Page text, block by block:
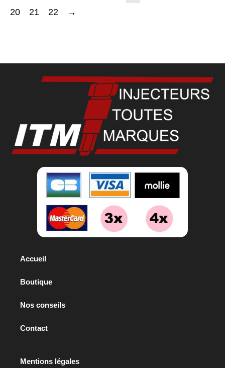
20
21 22 →
Accueil
Boutique
Nos conseils
Contact
Mentions légales